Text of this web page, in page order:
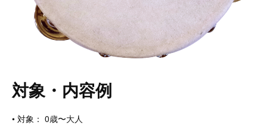
対象・内容例
• 対象： 0歳〜大人